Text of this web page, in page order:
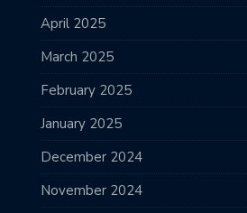
April 2025
March 2025
February 2025
January 2025
December 2024
November 2024